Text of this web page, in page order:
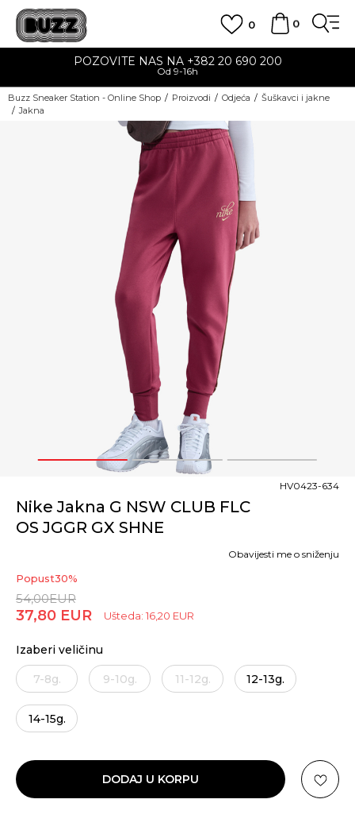
0
0
POZOVITE NAS NA +382 20 690 200
Od 9-16h
Buzz Sneaker Station - Online Shop Proizvodi Odjeća
Šuškavci i jakne
Jakna
1 2 3
Nike Jakna G NSW CLUB FLC
OS JGGR GX SHNE
HV0423-634
Popust30%
54,00EUR
37,80 EUR Ušteda: 16,20 EUR
Obavijesti me o sniženju
Izaberi veličinu
7-8g. 9-10g. 11-12g. 12-13g.
14-15g.
DODAJ U KORPU